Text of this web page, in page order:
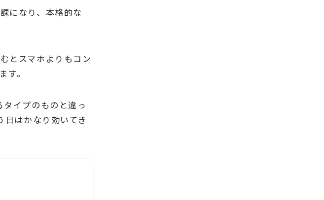
になり、本格的な
とスマホよりもコン
。
イプのものと違っ
はかなり効いてき